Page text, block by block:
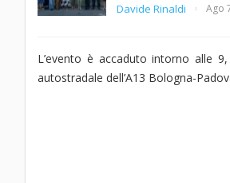
Davide Rinaldi Ago
L’evento è accaduto intorno alle
autostradale dell’A13 Bologna-